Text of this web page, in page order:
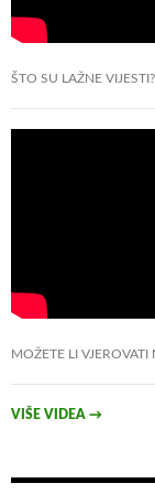
ŠTO SU LAŽNE VIJESTI?
MOŽETE LI VJEROVATI
VIŠE VIDEA →